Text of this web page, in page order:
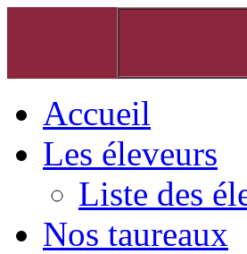
Accueil
Les éleveurs
Liste des
Nos taureaux